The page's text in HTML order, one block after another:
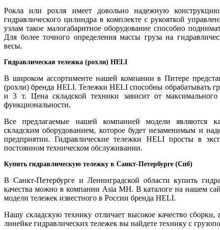
Рокла или рохля имеет довольно надежную
гидравлического цилиндра в комплекте с рукояткой
узлам такое малогабаритное оборудование способно
Для более точного определения массы груза на
весы.
Гидравлическая тележка (рохли) HELI
В широком ассортименте нашей компании в Питере
(рохли) бренда HELI. Тележки HELI способны обрабатывать
и 3 т. Цена складской техники зависит от максимального
функциональности.
Все предлагаемые нашей компанией модели являются
складским оборудованием, которое будет незаменимым и
предприятии. Гидравлические тележки HELI просты в
постоянном техническом обслуживании.
Купить гидравлическую тележку в Санкт-Петербурге (Спб)
В Санкт-Петербурге и Ленинградской области купить
качества можно в компании Asia MH. В каталоге на нашем
модели тележек известного в России бренда HELI.
Нашу складскую технику отличает высокое качество
линейке гидравлических тележек вы найдете технику с